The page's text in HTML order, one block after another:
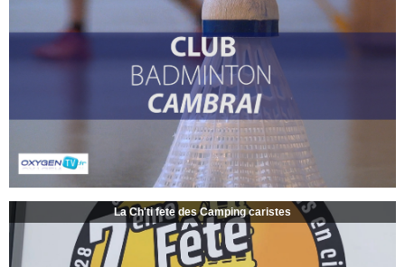
La Ch'ti fete des Camping caristes